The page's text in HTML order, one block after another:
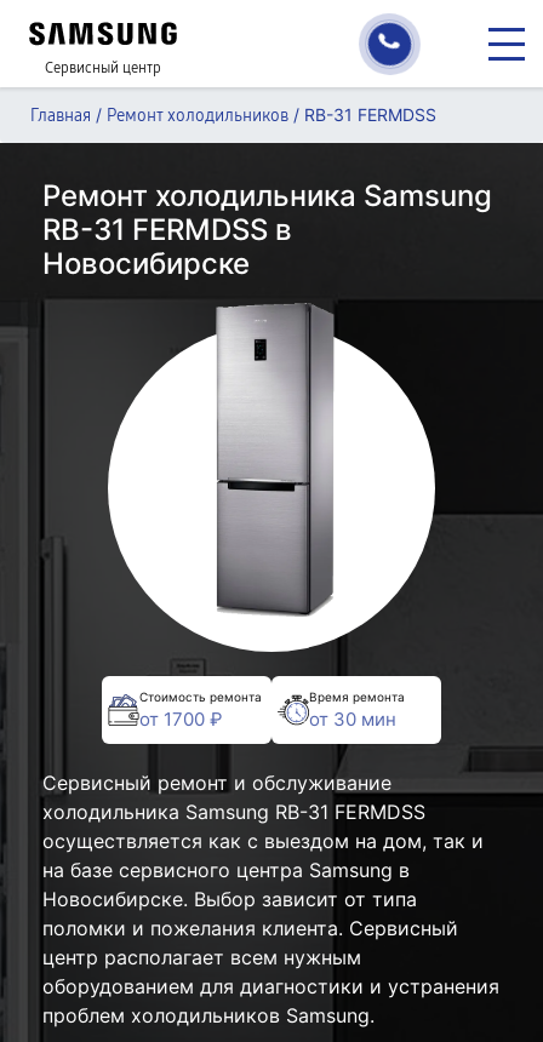
Сервисный центр
Главная / Ремонт холодильников / RB-31 FERMDSS
Ремонт холодильника Samsung
RB-31 FERMDSS в
Новосибирске
Стоимость ремонта
от 1700 ₽
Время ремонта
от 30 мин
Сервисный ремонт и обслуживание
холодильника Samsung RB-31 FERMDSS
осуществляется как с выездом на дом, так и
на базе сервисного центра Samsung в
Новосибирске. Выбор зависит от типа
поломки и пожелания клиента. Сервисный
центр располагает всем нужным
оборудованием для диагностики и устранения
проблем холодильников Samsung.